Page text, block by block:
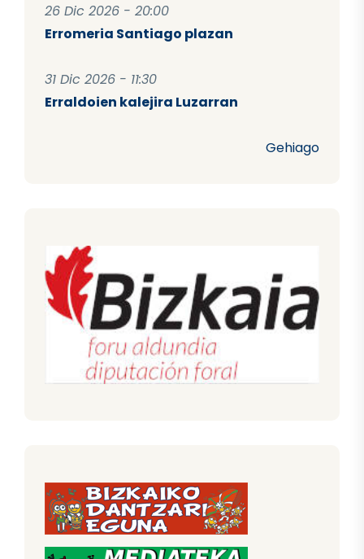
26 Dic 2026 - 20:00
Erromeria Santiago plazan
31 Dic 2026 - 11:30
Erraldoien kalejira Luzarran
Gehiago